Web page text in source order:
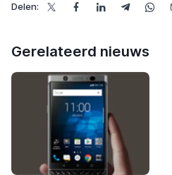
Delen:
Gerelateerd nieuws